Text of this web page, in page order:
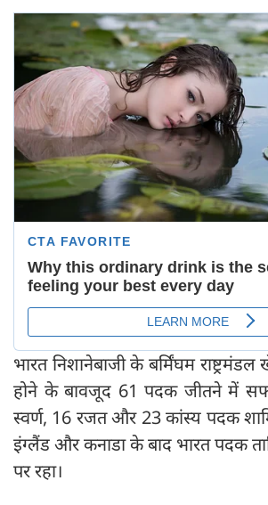
भारत निशानेबाजी के बर्मिंघम
होने के बावजूद 61 पदक जीतने में
स्वर्ण, 16 रजत और 23 कांस्य पदक
इंग्लैंड और कनाडा के बाद भारत पदक
पर रहा।